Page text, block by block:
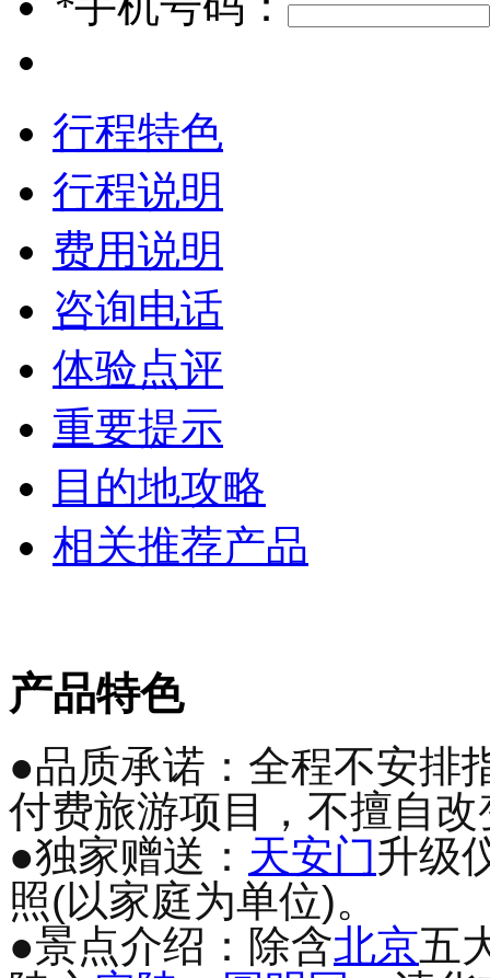
行程特色
行程说明
费用说明
咨询电话
体验点评
重要提示
目的地攻略
相关推荐产品
产品特色
●品质承诺：全程不安排
付费旅游项目，不擅自
●独家赠送： 天安门升级
照(以家庭为单位)。
●景点介绍：除含北京五